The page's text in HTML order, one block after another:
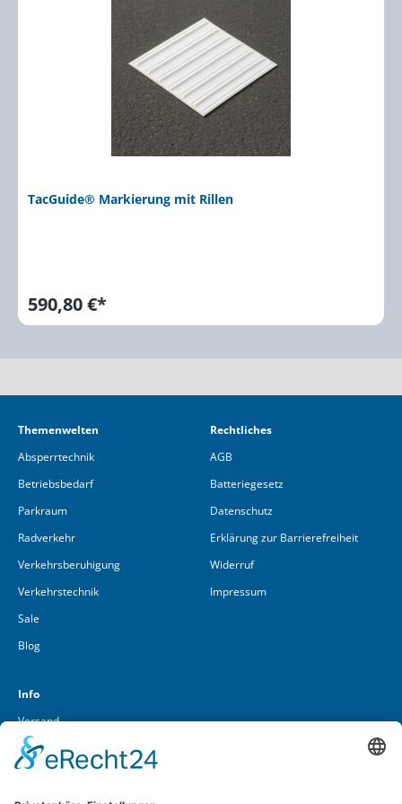
TacGuide® Markierung mit Rillen
590,80 €*
Themenwelten
Absperrtechnik
Betriebsbedarf
Parkraum
Radverkehr
Verkehrsberuhigung
Verkehrstechnik
Sale
Blog
Rechtliches
AGB
Batteriegesetz
Datenschutz
Erklärung zur Barrierefreiheit
Widerruf
Impressum
Info
Versand
Über uns